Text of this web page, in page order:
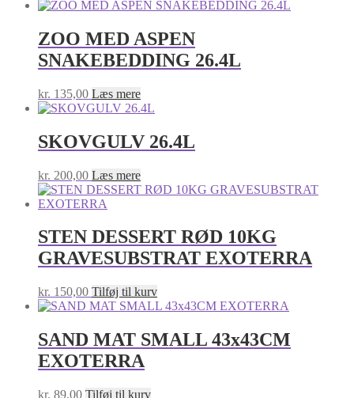
ZOO MED ASPEN
SNAKEBEDDING 26.4L
kr. 135,00 Læs mere
SKOVGULV 26.4L
kr. 200,00 Læs mere
STEN DESSERT RØD 10KG
GRAVESUBSTRAT EXOTERRA
kr. 150,00 Tilføj til kurv
SAND MAT SMALL 43x43CM
EXOTERRA
kr. 89,00 Tilføj til kurv